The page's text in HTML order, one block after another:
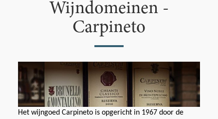
Wijndomeinen -
Carpineto
Het wijngoed Carpineto is opgericht in 1967 door de